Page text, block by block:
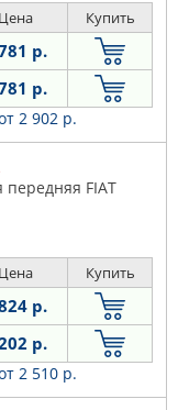
Цена Купить
р.
р.
2 902 р.
передняя FIAT
Цена Купить
р.
р.
2 510 р.